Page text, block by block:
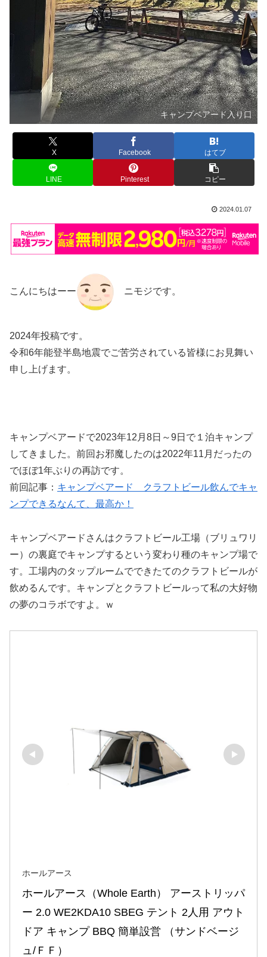
キャンプベアード入り口
X Facebook はてブ
LINE Pinterest コピー
2024.01.07
こんにちはーー ニモジです。
2024年投稿です。
令和6年能登半島地震でご苦労されている皆様にお見舞い
申し上げます。
キャンプベアードで2023年12月8日～9日で１泊キャンプ
してきました。前回お邪魔したのは2022年11月だったの
でほぼ1年ぶりの再訪です。
前回記事： キャンプベアード クラフトビール飲んでキャ
ンプできるなんて、最高か！
キャンプベアードさんはクラフトビール工場（ブリュワリ
ー）の裏庭でキャンプするという変わり種のキャンプ場で
す。工場内のタップルームでできたてのクラフトビールが
飲めるんです。キャンプとクラフトビールって私の大好物
の夢のコラボですよ。ｗ
ホールアース
ホールアース（Whole Earth） アーストリッパ
ー 2.0 WE2KDA10 SBEG テント 2人用 アウト
ドア キャンプ BBQ 簡単設営 （サンドベージ
ュ/ＦＦ）